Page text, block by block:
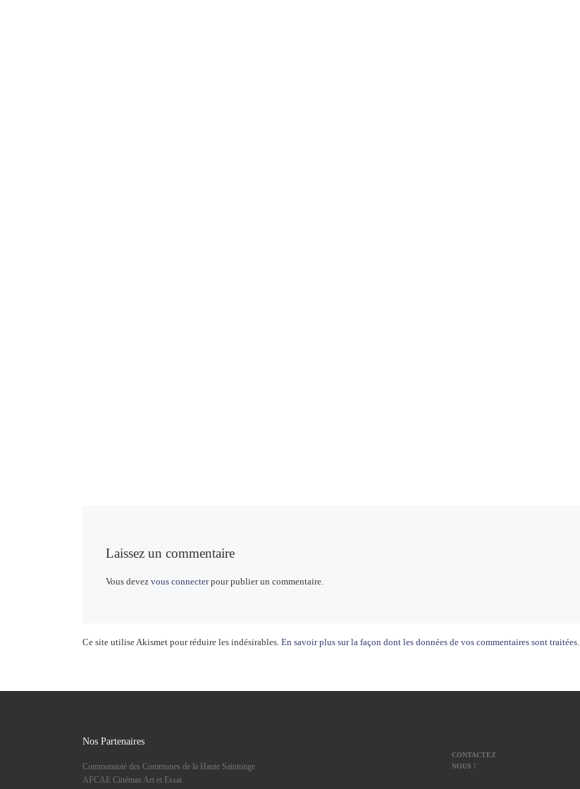
Laissez un commentaire
Vous devez vous connecterpour publier un commentaire.
Ce site utilise Akismet pour réduire les indésirables. En savoir plus sur la façon dont les données de vos commentaires sont traitées.
Nos Partenaires
Communauté des Communes de la Haute Saintonge
AFCAE Cinémas Art et Essai
CONTACTEZ
NOUS !